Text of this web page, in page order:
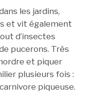
les jardins,
et vit également
d’insectes
pucerons. Très
et piquer
plusieurs fois :
piqueuse.